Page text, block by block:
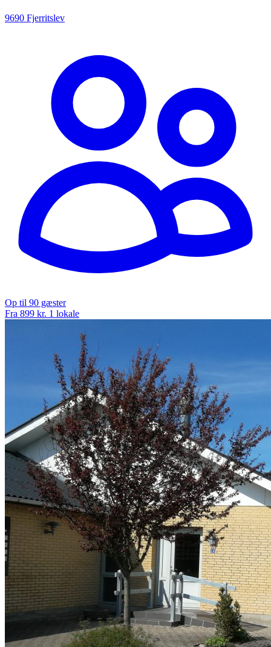
9690 Fjerritslev
Op til 90 gæster
Fra 899 kr. 1 lokale